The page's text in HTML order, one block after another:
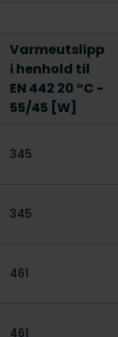
Varmeutslipp
i henhold til
EN 442 20 °C -
55/45 [W]
345
345
461
461